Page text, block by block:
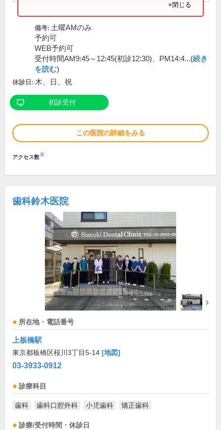
×閉じる
備考: 土曜AMのみ
予約可
WEB予約可
受付時間AM9:45～12:45(初診12:30)、PM14:4...(続き
を読む)
休診日: 木、日、祝
初診受付
この医院の詳細をみる
アクセス数※
歯科鈴木医院
所在地・電話番号
上板橋駅
東京都板橋区桜川3丁目5-14 [地図]
03-3933-0912
診療科目
歯科 歯科口腔外科 小児歯科 矯正歯科
診療/受付時間・休診日